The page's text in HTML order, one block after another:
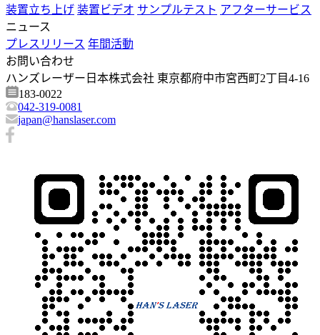
装置立ち上げ 装置ビデオ サンプルテスト アフターサービス
ニュース
プレスリリース 年間活動
お問い合わせ
ハンズレーザー日本株式会社 東京都府中市宮西町2丁目4-16
183-0022
042-319-0081
japan@hanslaser.com